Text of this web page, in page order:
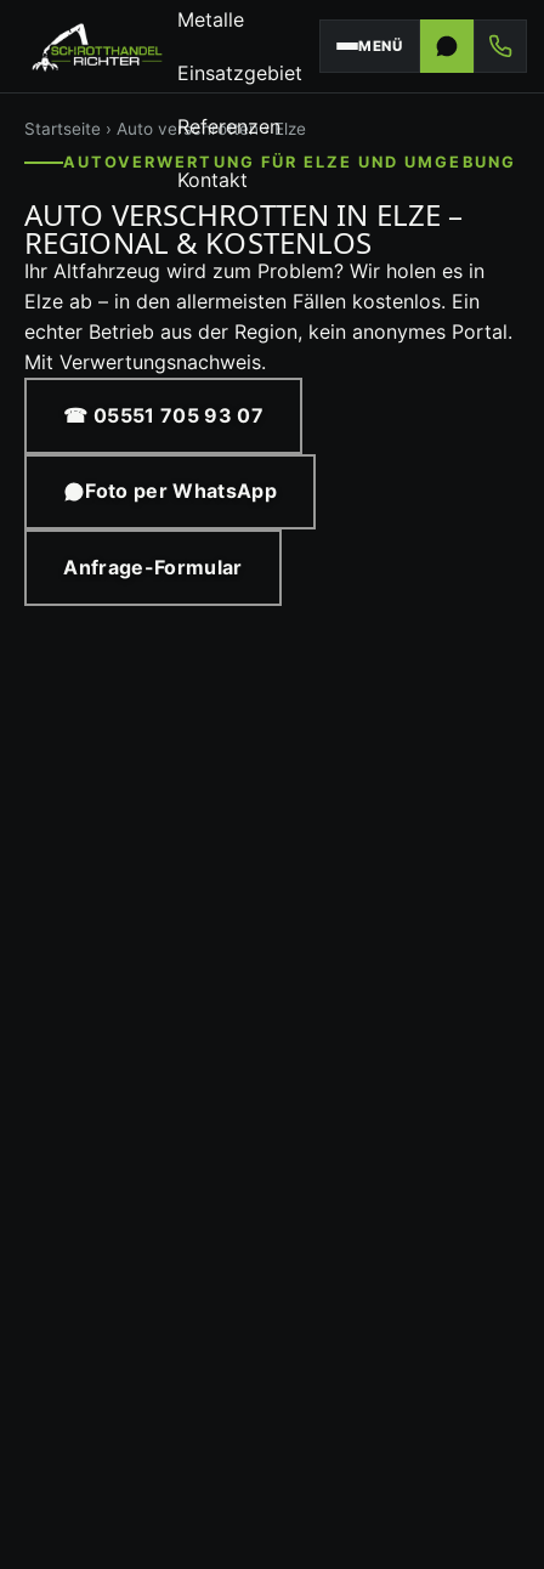
Metalle
Einsatzgebiet
Referenzen
Kontakt
MENÜ
Startseite › Auto verschrotten› Elze
AUTOVERWERTUNG FÜR ELZE UND UMGEBUNG
AUTO VERSCHROTTEN IN ELZE –
REGIONAL & KOSTENLOS
Ihr Altfahrzeug wird zum Problem? Wir holen es in
Elze ab – in den allermeisten Fällen kostenlos. Ein
echter Betrieb aus der Region, kein anonymes Portal.
Mit Verwertungsnachweis.
☎ 05551 705 93 07
Foto per WhatsApp
Anfrage-Formular